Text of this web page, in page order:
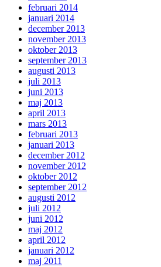
februari 2014
januari 2014
december 2013
november 2013
oktober 2013
september 2013
augusti 2013
juli 2013
juni 2013
maj 2013
april 2013
mars 2013
februari 2013
januari 2013
december 2012
november 2012
oktober 2012
september 2012
augusti 2012
juli 2012
juni 2012
maj 2012
april 2012
januari 2012
maj 2011